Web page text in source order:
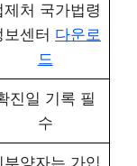
제처 국가법령
보센터 다운로
드
진일 기록 필
수